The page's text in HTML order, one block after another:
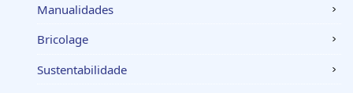
Manualidades
Bricolage
Sustentabilidade